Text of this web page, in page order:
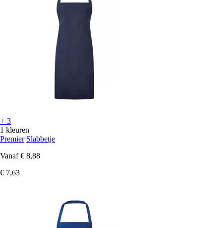
+-3
1 kleuren
Premier Slabbetje
Vanaf € 8,88
€ 7,63